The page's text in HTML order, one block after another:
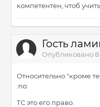
компетентен, чтоб
Гость
Опубликовано
Относительно "кроме
:no:
ТС это его право.